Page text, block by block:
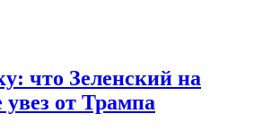
что Зеленский на
увез от Трампа